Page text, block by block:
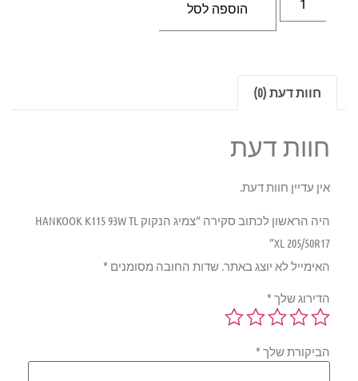
הוספה לסל
חוות דעת (0)
חוות דעת
אין עדיין חוות דעת.
היה הראשון לכתוב סקירה “צמיג הנקוק HANKOOK K115 93W TL
XL 205/50R17”
האימייל לא יוצג באתר.שדות החובה מסומנים*
הדירוג שלך*
הביקורת שלך*